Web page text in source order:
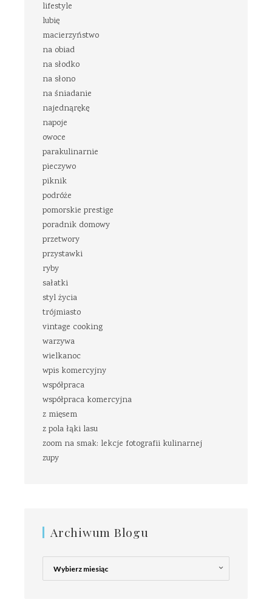
lifestyle
lubię
macierzyństwo
na obiad
na słodko
na słono
na śniadanie
najednąrękę
napoje
owoce
parakulinarnie
pieczywo
piknik
podróże
pomorskie prestige
poradnik domowy
przetwory
przystawki
ryby
sałatki
styl życia
trójmiasto
vintage cooking
warzywa
wielkanoc
wpis komercyjny
współpraca
współpraca komercyjna
z mięsem
z pola łąki lasu
zoom na smak: lekcje fotografii kulinarnej
zupy
Archiwum Blogu
Archiwum
Blogu